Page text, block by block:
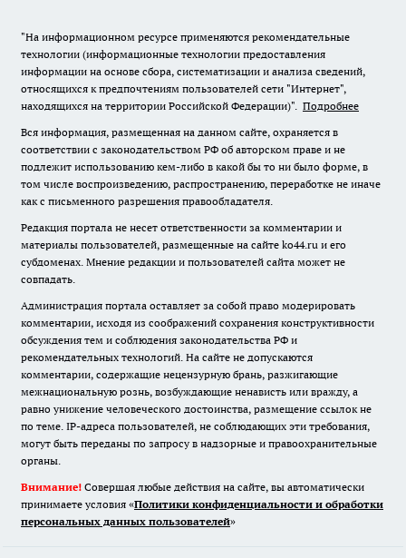
"На информационном ресурсе применяются рекомендательные
технологии (информационные технологии предоставления
информации на основе сбора, систематизации и анализа сведений,
относящихся к предпочтениям пользователей сети "Интернет",
находящихся на территории Российской Федерации)". Подробнее
Вся информация, размещенная на данном сайте, охраняется в
соответствии с законодательством РФ об авторском праве и не
подлежит использованию кем-либо в какой бы то ни было форме, в
том числе воспроизведению, распространению, переработке не иначе
как с письменного разрешения правообладателя.
Редакция портала не несет ответственности за комментарии и
материалы пользователей, размещенные на сайте ko44.ru и его
субдоменах. Мнение редакции и пользователей сайта может не
совпадать.
Администрация портала оставляет за собой право модерировать
комментарии, исходя из соображений сохранения конструктивности
обсуждения тем и соблюдения законодательства РФ и
рекомендательных технологий. На сайте не допускаются
комментарии, содержащие нецензурную брань, разжигающие
межнациональную рознь, возбуждающие ненависть или вражду, а
равно унижение человеческого достоинства, размещение ссылок не
по теме. IP-адреса пользователей, не соблюдающих эти требования,
могут быть переданы по запросу в надзорные и правоохранительные
органы.
Внимание! Совершая любые действия на сайте, вы автоматически
принимаете условия «Политики конфиденциальности и обработки
персональных данных пользователей»